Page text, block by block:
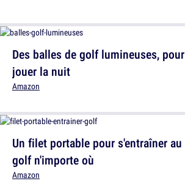
Des balles de golf lumineuses, pour
jouer la nuit
Amazon
Un filet portable pour s'entraîner au
golf n'importe où
Amazon